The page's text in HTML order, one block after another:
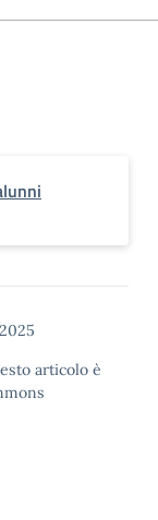
articolo è